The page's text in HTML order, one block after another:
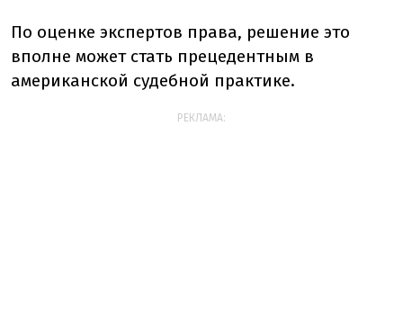
По оценке экспертов права, решение это
вполне может стать прецедентным в
американской судебной практике.
РЕКЛАМА: